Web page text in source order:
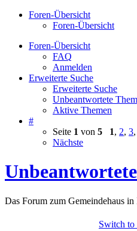
Foren-Übersicht
Foren-Übersicht
Foren-Übersicht
FAQ
Anmelden
Erweiterte Suche
Erweiterte Suche
Unbeantwortete
Aktive Themen
#
Seite 1 von 5 1, 2, 3,
Nächste
Das Forum zum Gemeindehaus
Switch